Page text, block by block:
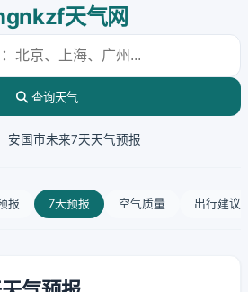
天气网
查询天气
安国市未来7天天气预报
报 7天预报 空气质量 出行建议